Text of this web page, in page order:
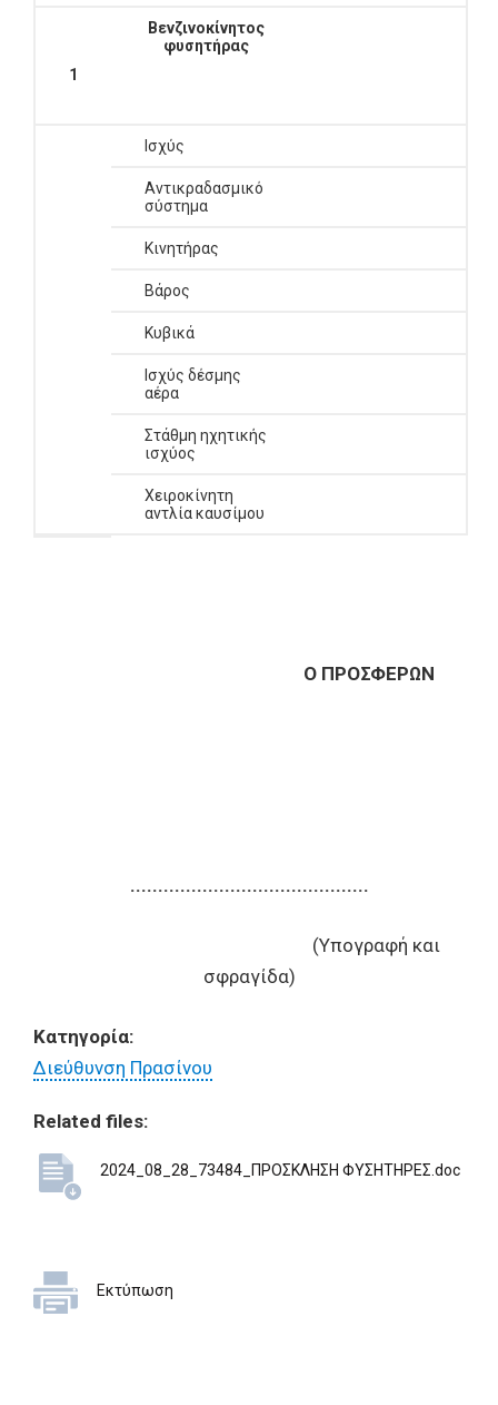
1
Βενζινοκίνητος
φυσητήρας
Ισχύς
Αντικραδασμικό
σύστημα
Κινητήρας
Βάρος
Κυβικά
Ισχύς δέσμης
αέρα
Στάθμη ηχητικής
ισχύος
Χειροκίνητη
αντλία καυσίμου
Ο ΠΡΟΣΦΕΡΩΝ
...........................................
(Υπογραφή και
σφραγίδα)
Κατηγορία:
Διεύθυνση Πρασίνου
Related files:
2024_08_28_73484_ΠΡΟΣΚΛΗΣΗ ΦΥΣΗΤΗΡΕΣ.doc
Εκτύπωση